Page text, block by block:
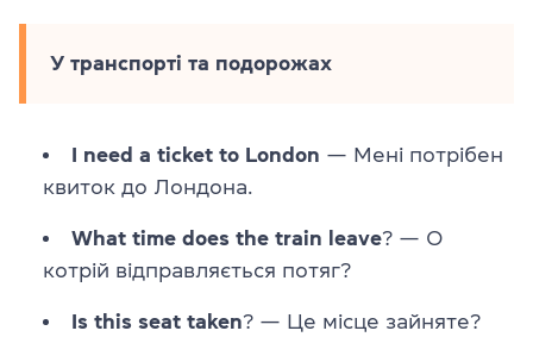
У транспорті та подорожах
I need a ticket to London — Мені потрібен
квиток до Лондона.
What time does the train leave? — О
котрій відправляється потяг?
Is this seat taken? — Це місце зайняте?